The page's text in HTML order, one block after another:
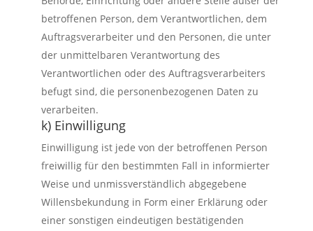
betroffenen Person, dem Verantwortlichen, dem
Auftragsverarbeiter und den Personen, die unter
der unmittelbaren Verantwortung des
Verantwortlichen oder des Auftragsverarbeiters
befugt sind, die personenbezogenen Daten zu
verarbeiten.
k) Einwilligung
Einwilligung ist jede von der betroffenen Person
freiwillig für den bestimmten Fall in informierter
Weise und unmissverständlich abgegebene
Willensbekundung in Form einer Erklärung oder
einer sonstigen eindeutigen bestätigenden